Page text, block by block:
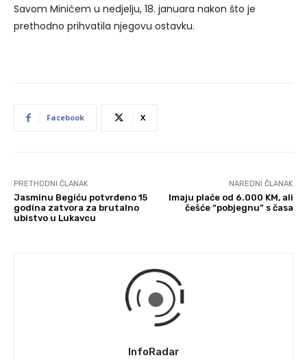
Savom Minićem u nedjelju, 18. januara nakon što je
prethodno prihvatila njegovu ostavku.
Facebook X
PRETHODNI ČLANAK
Jasminu Begiću potvrđeno 15
godina zatvora za brutalno
ubistvo u Lukavcu
NAREDNI ČLANAK
Imaju plaće od 6.000 KM, ali
češće “pobjegnu” s časa
InfoRadar